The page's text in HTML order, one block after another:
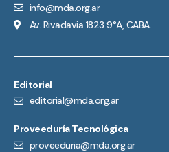
info@mda.org.ar
Av. Rivadavia 1823 9°A, CABA.
Editorial
editorial@mda.org.ar
Proveeduría Tecnológica
proveeduria@mda.org.ar